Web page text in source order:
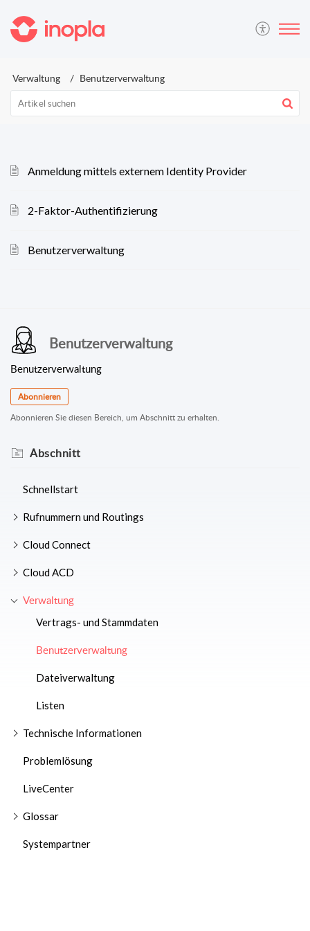
Verwaltung Benutzerverwaltung
Anmeldung mittels externem Identity Provider
2-Faktor-Authentifizierung
Benutzerverwaltung
Benutzerverwaltung
Benutzerverwaltung
Abonnieren
Abonnieren Sie diesen Bereich, um Abschnitt zu erhalten.
Abschnitt
Schnellstart
Rufnummern und Routings
Cloud Connect
Cloud ACD
Verwaltung
Vertrags- und Stammdaten
Benutzerverwaltung
Dateiverwaltung
Listen
Technische Informationen
Problemlösung
LiveCenter
Glossar
Systempartner